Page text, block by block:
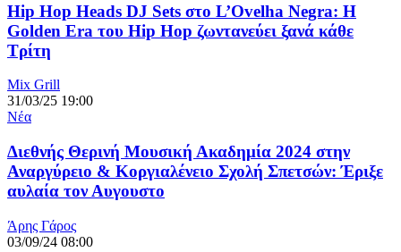
Hip Hop Heads DJ Sets στο L’Ovelha Negra: Η
Golden Era του Hip Hop ζωντανεύει ξανά κάθε
Τρίτη
Mix Grill
31/03/25 19:00
Νέα
Διεθνής Θερινή Μουσική Ακαδημία 2024 στην
Αναργύρειο & Κοργιαλένειο Σχολή Σπετσών: Έριξε
αυλαία τον Αυγουστο
Άρης Γάρος
03/09/24 08:00